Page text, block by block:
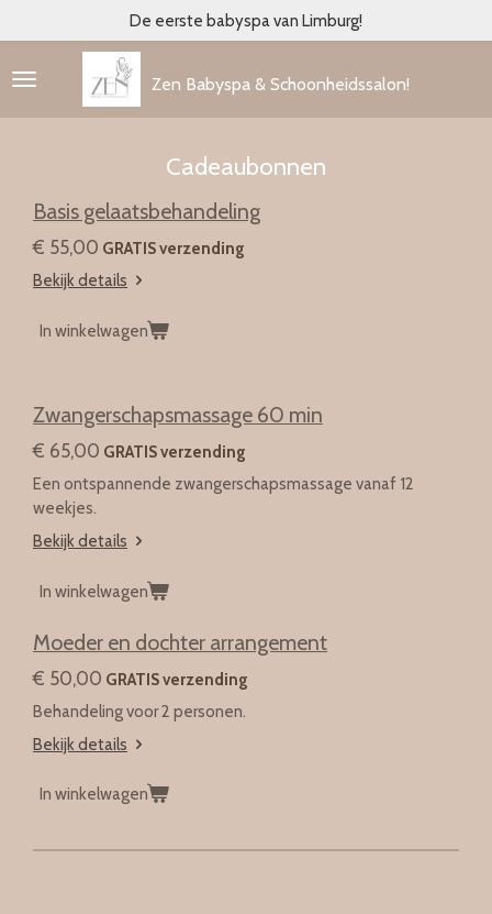
direct
naar
hoofdinhoud
Zen Babyspa & Schoonheidssalon!
De eerste babyspa van Limburg!
Cadeaubonnen
Basis gelaatsbehandeling
€ 55,00 GRATIS verzending
Bekijk details
In winkelwagen
Zwangerschapsmassage 60 min
€ 65,00 GRATIS verzending
Een ontspannende zwangerschapsmassage vanaf 12
weekjes.
Bekijk details
In winkelwagen
Moeder en dochter arrangement
€ 50,00 GRATIS verzending
Behandeling voor 2 personen.
Bekijk details
In winkelwagen